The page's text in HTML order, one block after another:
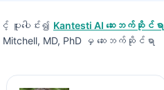
ပူးပေါင်း၍ Kantesti AI ဆေးဘက်ဆိုင်ရာ
Mitchell, MD, PhD မှ ဆေးဘက်ဆိုင်ရာ